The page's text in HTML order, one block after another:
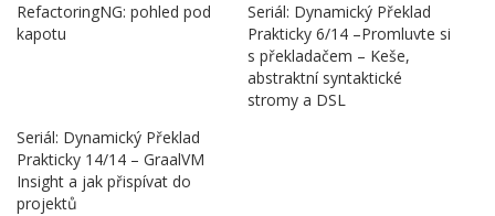
RefactoringNG: pohled pod
kapotu
Seriál: Dynamický Překlad
Prakticky 6/14 –Promluvte si
s překladačem – Keše,
abstraktní syntaktické
stromy a DSL
Seriál: Dynamický Překlad
Prakticky 14/14 – GraalVM
Insight a jak přispívat do
projektů